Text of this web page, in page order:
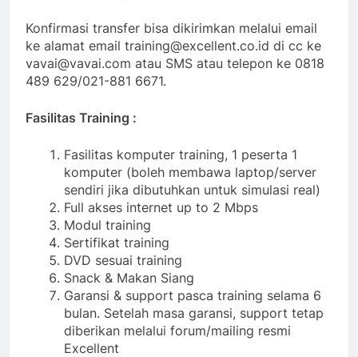
Konfirmasi transfer bisa dikirimkan melalui email
ke alamat email training@excellent.co.id di cc ke
vavai@vavai.com atau SMS atau telepon ke 0818
489 629/021-881 6671.
Fasilitas Training :
Fasilitas komputer training, 1 peserta 1
komputer (boleh membawa laptop/server
sendiri jika dibutuhkan untuk simulasi real)
Full akses internet up to 2 Mbps
Modul training
Sertifikat training
DVD sesuai training
Snack & Makan Siang
Garansi & support pasca training selama 6
bulan. Setelah masa garansi, support tetap
diberikan melalui forum/mailing resmi
Excellent